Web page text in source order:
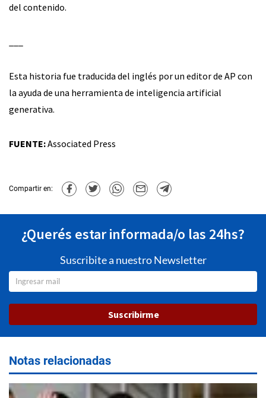
del contenido.
Esta historia fue traducida del inglés por un editor de AP con
la ayuda de una herramienta de inteligencia artificial
generativa.
FUENTE:Associated Press
Compartir en:
¿Querés estar informada/o las 24hs?
Suscribite a nuestro Newsletter
Suscribirme
Notas relacionadas